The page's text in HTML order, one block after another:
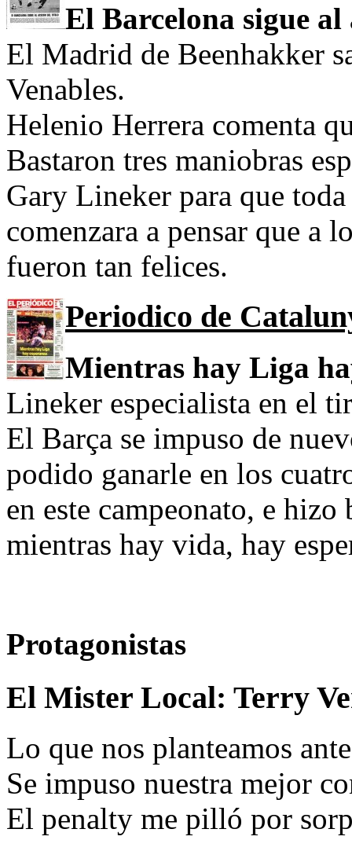
El Barcelona sigue al
El Madrid de Beenhakker
Venables.
Helenio Herrera comenta
Bastaron tres maniobras
Gary Lineker para que
comenzara a pensar que a
fueron tan felices.
Periodico de
Mientras hay Liga
Lineker especialista en el
El Barça se impuso de
podido ganarle en los
en este campeonato, e
mientras hay vida, hay
Protagonistas
El Mister Local: Terry
Lo que nos planteamos
Se impuso nuestra mejor
El penalty me pilló por